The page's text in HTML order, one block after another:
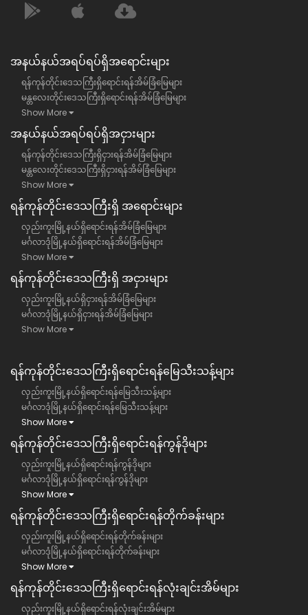
အနယ်နယ်အရပ်ရပ်ရှိအရောင်းများ
ရန်ကုန်တိုင်းဒေသကြီးရှိရောင်းရန်အိမ်ခြံမြေများ
မန္တလေးတိုင်းဒေသကြီးရှိရောင်းရန်အိမ်ခြံမြေများ
Show More
အနယ်နယ်အရပ်ရပ်ရှိအငှားများ
ရန်ကုန်တိုင်းဒေသကြီးရှိငှားရန်အိမ်ခြံမြေများ
မန္တလေးတိုင်းဒေသကြီးရှိငှားရန်အိမ်ခြံမြေများ
Show More
ရန်​ကုန်တိုင်းဒေသကြီး​ရှိ အရောင်းများ
လှည်းကူးမြို့နယ်ရှိရောင်းရန်အိမ်ခြံမြေများ
မင်္ဂလာဒုံမြို့နယ်ရှိရောင်းရန်အိမ်ခြံမြေများ
Show More
ရန်​ကုန်တိုင်းဒေသကြီး​ရှိ အငှားများ
လှည်းကူးမြို့နယ်ရှိငှားရန်အိမ်ခြံမြေများ
မင်္ဂလာဒုံမြို့နယ်ရှိငှားရန်အိမ်ခြံမြေများ
Show More
ရန်ကုန်တိုင်းဒေသကြီး​ရှိရောင်းရန်မြေသီးသန့်များ
လှည်းကူးမြို့နယ်ရှိရောင်းရန်မြေသီးသန့်များ
မင်္ဂလာဒုံမြို့နယ်ရှိရောင်းရန်မြေသီးသန့်များ
Show More
ရန်ကုန်တိုင်းဒေသကြီး​ရှိရောင်းရန်ကွန်ဒိုများ
လှည်းကူးမြို့နယ်ရှိရောင်းရန်ကွန်ဒိုများ
မင်္ဂလာဒုံမြို့နယ်ရှိရောင်းရန်ကွန်ဒိုများ
Show More
ရန်ကုန်တိုင်းဒေသကြီး​ရှိရောင်းရန်တိုက်ခန်းများ
လှည်းကူးမြို့နယ်ရှိရောင်းရန်တိုက်ခန်းများ
မင်္ဂလာဒုံမြို့နယ်ရှိရောင်းရန်တိုက်ခန်းများ
Show More
ရန်ကုန်တိုင်းဒေသကြီး​ရှိရောင်းရန်လုံးချင်းအိမ်များ
လှည်းကူးမြို့နယ်ရှိရောင်းရန်လုံးချင်းအိမ်များ